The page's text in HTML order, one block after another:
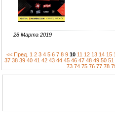
28 Марта 2019
<< Пред. 1 2 3 4 5 6 7 8 9 10 11 12 13 14 15
37 38 39 40 41 42 43 44 45 46 47 48 49 50 51
73 74 75 76 77 78